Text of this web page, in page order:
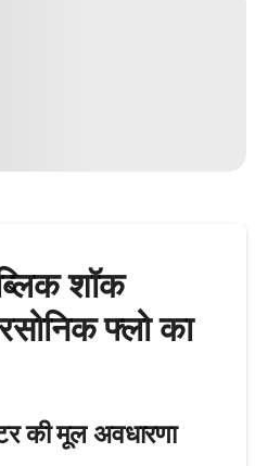
शॉक
फ्लो का
की मूल अवधारणा